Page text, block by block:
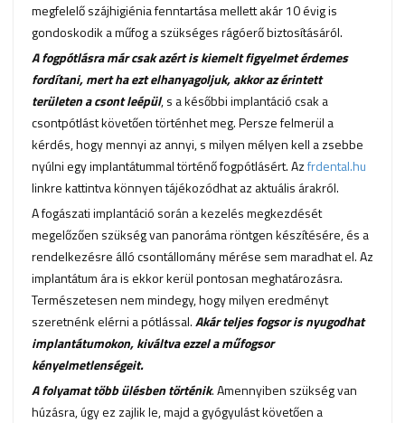
megfelelő szájhigiénia fenntartása mellett akár 10 évig is
gondoskodik a műfog a szükséges rágóerő biztosításáról.
A fogpótlásra már csak azért is kiemelt figyelmet érdemes
fordítani, mert ha ezt elhanyagoljuk, akkor az érintett
területen a csont leépül, s a későbbi implantáció csak a
csontpótlást követően történhet meg. Persze felmerül a
kérdés, hogy mennyi az annyi, s milyen mélyen kell a zsebbe
nyúlni egy implantátummal történő fogpótlásért. Azfrdental.hu
linkre kattintva könnyen tájékozódhat az aktuális árakról.
A fogászati implantáció során a kezelés megkezdését
megelőzően szükség van panoráma röntgen készítésére, és a
rendelkezésre álló csontállomány mérése sem maradhat el. Az
implantátum ára is ekkor kerül pontosan meghatározásra.
Természetesen nem mindegy, hogy milyen eredményt
szeretnénk elérni a pótlással.Akár teljes fogsor is nyugodhat
implantátumokon, kiváltva ezzel a műfogsor
kényelmetlenségeit.
A folyamat több ülésben történik. Amennyiben szükség van
húzásra, úgy ez zajlik le, majd a gyógyulást követően a